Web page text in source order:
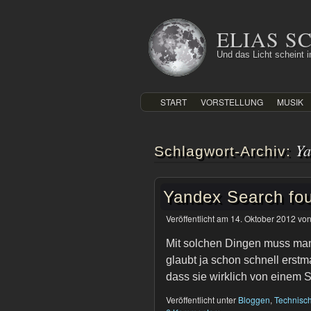
Inhalt
springen
ELIAS
Und das Licht scheint
START VORSTELLUNG MUSIK
Schlagwort-Archiv:
Yandex Search
Veröffentlicht am 14. Oktober 2012 von
Mit solchen Dingen muss
glaubt ja schon schnell
dass sie wirklich von einem
Veröffentlicht unter Bloggen,